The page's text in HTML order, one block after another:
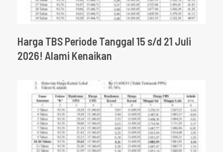
Harga TBS Periode Tanggal 15 s/d 21 Juli
2026! Alami Kenaikan